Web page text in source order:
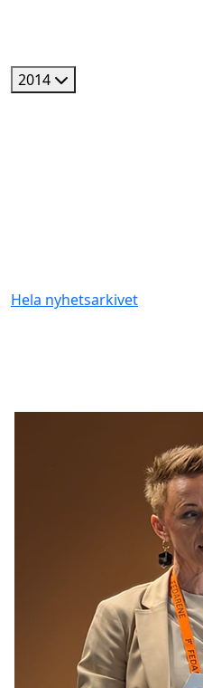
2014
Hela nyhetsarkivet